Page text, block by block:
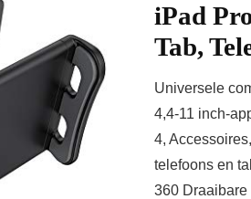
iPad
Tab,
Universele
4,4-11 inch-
4,
telefoons en
360 Draaibare